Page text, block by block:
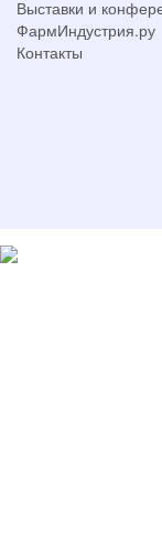
Выставки и
ФармИндустрия.ру
Контакты